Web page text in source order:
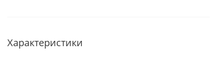
Характеристики